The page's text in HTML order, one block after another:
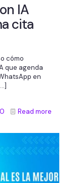
IA
cita
cómo
que agenda
en
0 Read more